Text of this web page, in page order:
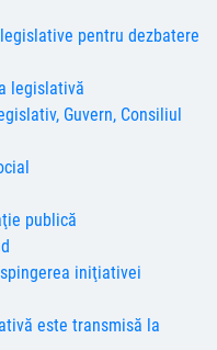
pentru dezbatere
legislativă
Guvern, Consiliul
publică
iniţiativei
este transmisă la